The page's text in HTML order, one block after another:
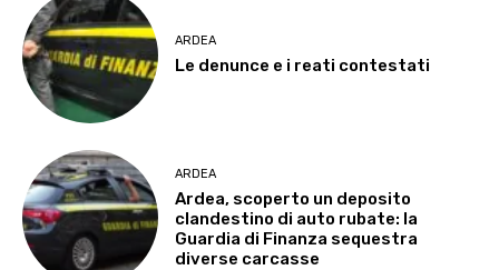
ARDEA
Le denunce e i reati contestati
ARDEA
Ardea, scoperto un deposito
clandestino di auto rubate: la
Guardia di Finanza sequestra
diverse carcasse